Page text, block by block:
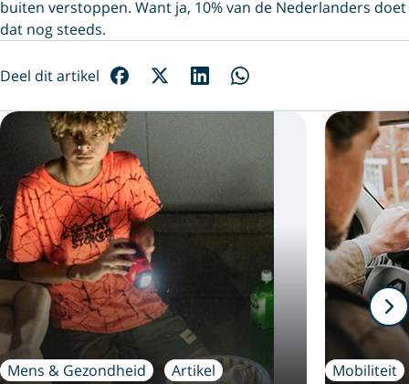
buiten verstoppen. Want ja, 10% van de Nederlanders doet
dat nog steeds.
Deel dit artikel
Mens & Gezondheid Artikel Mobiliteit